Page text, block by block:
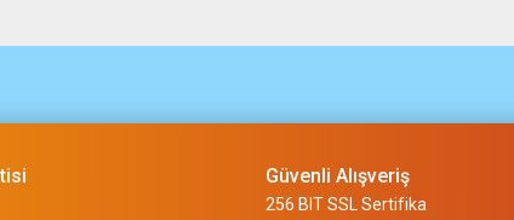
Güvenli Alışveriş
256 BIT SSL Sertifika